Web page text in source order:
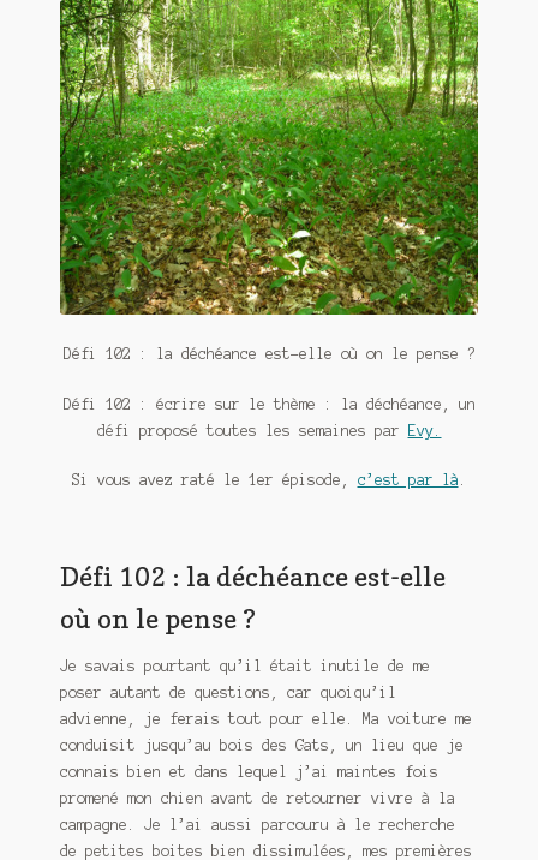
De(s)tracteur réduit au silence
Enlèvement rêvé
Entre père et fils
Il fallait me laisser mourir
La clé du bonheur
Meurtre sous couverture
Mon admirateur de l’avent
Mon Compte
Panier
Sans retour
Défi 102 : la déchéance est-elle où on le pense ?
Défi 102 : écrire sur le thème : la déchéance, un
défi proposé toutes les semaines par
Evy.
Si vous avez raté le 1er épisode, c’est par là
Défi 102 : la déchéance est-elle
où on le pense ?
Je savais pourtant qu’il était inutile de me
poser autant de questions, car quoiqu’il
advienne, je ferais tout pour elle. Ma voiture me
conduisit jusqu’au bois des Gats, un lieu que je
connais bien et dans lequel j’ai maintes fois
promené mon chien avant de retourner vivre à la
campagne. Je l’ai aussi parcouru à le recherche
de petites boites bien dissimulées, mes premières